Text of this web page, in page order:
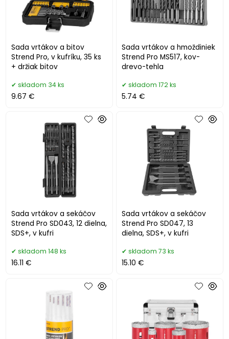
Sada vrtákov a bitov
Strend Pro, v kufríku, 35 ks
+ držiak bitov
skladom 34 ks
9.67 €
Sada vrtákov a hmoždiniek
Strend Pro MS517, kov-
drevo-tehla
skladom 172 ks
5.74 €
Sada vrtákov a sekáčov
Strend Pro SD043, 12 dielna,
SDS+, v kufri
skladom 148 ks
16.11 €
Sada vrtákov a sekáčov
Strend Pro SD047, 13
dielna, SDS+, v kufri
skladom 73 ks
15.10 €